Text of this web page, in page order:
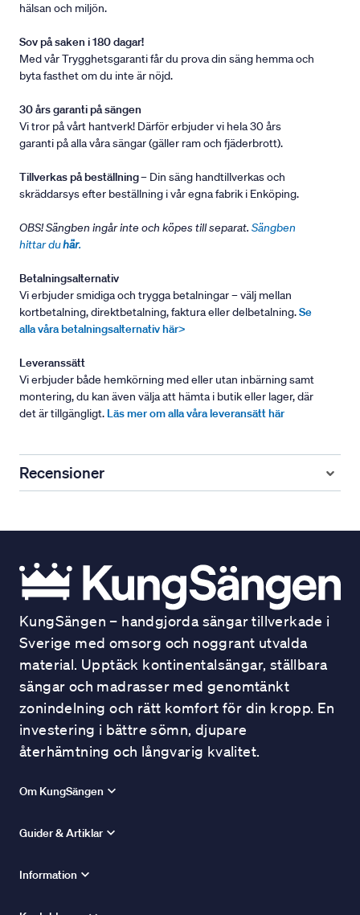
hälsan och miljön.
Sov på saken i 180 dagar!
Med vår Trygghetsgaranti får du prova din säng hemma och
byta fasthet om du inte är nöjd.
30 års garanti på sängen
Vi tror på vårt hantverk! Därför erbjuder vi hela 30 års
garanti på alla våra sängar (gäller ram och fjäderbrott).
Tillverkas på beställning– Din säng handtillverkas och
skräddarsys efter beställning i vår egna fabrik i Enköping.
OBS! Sängben ingår inte och köpes till separat. Sängben
hittar duhär.
Betalningsalternativ
Vi erbjuder smidiga och trygga betalningar – välj mellan
kortbetalning, direktbetalning, faktura eller delbetalning.Se
alla våra betalningsalternativ här>
Leveranssätt
Vi erbjuder både hemkörning med eller utan inbärning samt
montering, du kan även välja att hämta i butik eller lager, där
det är tillgängligt. Läs mer om alla våra leveransätt här
Recensioner
KungSängen – handgjorda sängar tillverkade i
Sverige med omsorg och noggrant utvalda
material. Upptäck kontinentalsängar, ställbara
sängar och madrasser med genomtänkt
zonindelning och rätt komfort för din kropp. En
investering i bättre sömn, djupare
återhämtning och långvarig kvalitet.
Om KungSängen
Guider & Artiklar
Information